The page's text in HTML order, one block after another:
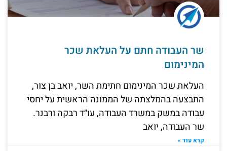
שר העבודה חתם על העלאת שכר
המינימום
העלאת שכר המינימום חתימת השר, יואב בן צור,
התבצעה בהמלצתה של הממונה הראשית על יחסי
עבודה במשק במשרד העבודה, עו״ד רבקה ורבנר.
שר העבודה, יואב
קרא עוד »